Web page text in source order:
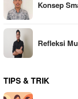
Konsep
Refleksi
TIPS & TRIK